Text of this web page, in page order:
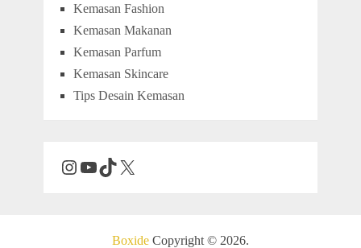
Kemasan Fashion
Kemasan Makanan
Kemasan Parfum
Kemasan Skincare
Tips Desain Kemasan
BoxideCopyright © 2026.